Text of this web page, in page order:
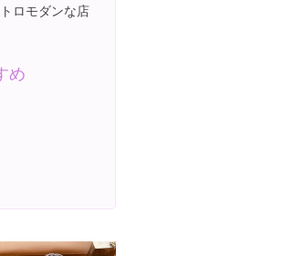
ロモダンな店
め